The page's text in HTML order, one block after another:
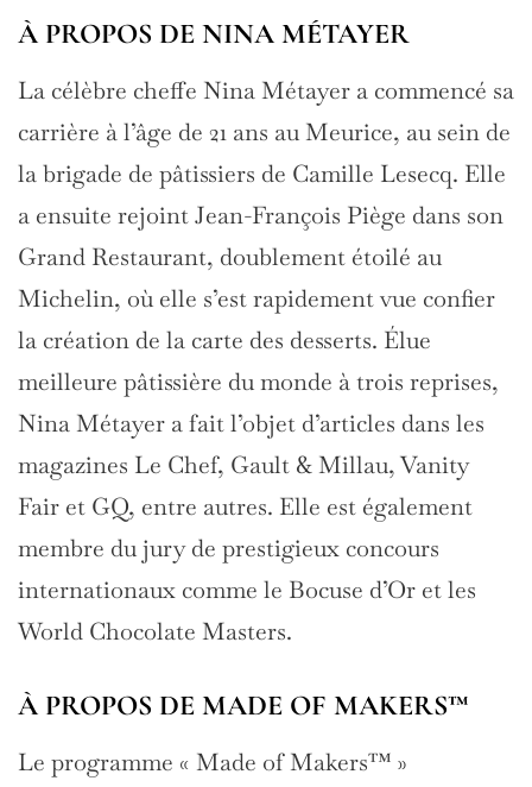
À PROPOS DE NINA MÉTAYER
La célèbre cheffe Nina Métayer a commencé sa
carrière à l’âge de 21 ans au Meurice, au sein de
la brigade de pâtissiers de Camille Lesecq. Elle
a ensuite rejoint Jean-François Piège dans son
Grand Restaurant, doublement étoilé au
Michelin, où elle s’est rapidement vue confier
la création de la carte des desserts. Élue
meilleure pâtissière du monde à trois reprises,
Nina Métayer a fait l’objet d’articles dans les
magazines Le Chef, Gault & Millau, Vanity
Fair et GQ, entre autres. Elle est également
membre du jury de prestigieux concours
internationaux comme le Bocuse d’Or et les
World Chocolate Masters.
À PROPOS DE MADE OF MAKERS™
Le programme « Made of Makers™️ »